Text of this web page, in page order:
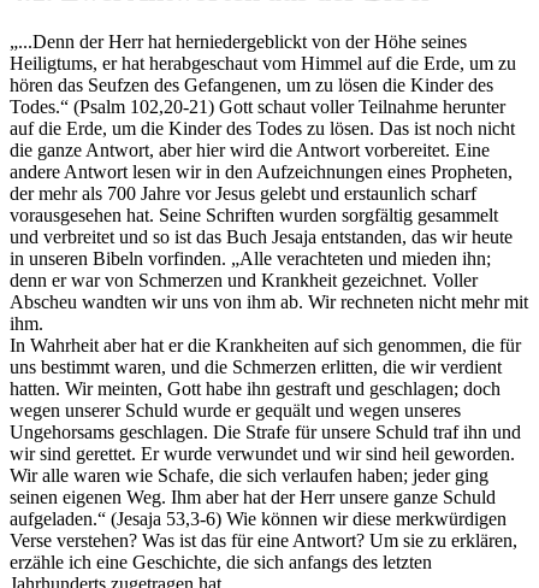
„...Denn der Herr hat herniedergeblickt von der Höhe seines
Heiligtums, er hat herabgeschaut vom Himmel auf die Erde, um zu
hören das Seufzen des Gefangenen, um zu lösen die Kinder des
Todes.“ (Psalm 102,20-21) Gott schaut voller Teilnahme herunter
auf die Erde, um die Kinder des Todes zu lösen. Das ist noch nicht
die ganze Antwort, aber hier wird die Antwort vorbereitet. Eine
andere Antwort lesen wir in den Aufzeichnungen eines Propheten,
der mehr als 700 Jahre vor Jesus gelebt und erstaunlich scharf
vorausgesehen hat. Seine Schriften wurden sorgfältig gesammelt
und verbreitet und so ist das Buch Jesaja entstanden, das wir heute
in unseren Bibeln vorfinden. „Alle verachteten und mieden ihn;
denn er war von Schmerzen und Krankheit gezeichnet. Voller
Abscheu wandten wir uns von ihm ab. Wir rechneten nicht mehr mit
ihm.
In Wahrheit aber hat er die Krankheiten auf sich genommen, die für
uns bestimmt waren, und die Schmerzen erlitten, die wir verdient
hatten. Wir meinten, Gott habe ihn gestraft und geschlagen; doch
wegen unserer Schuld wurde er gequält und wegen unseres
Ungehorsams geschlagen. Die Strafe für unsere Schuld traf ihn und
wir sind gerettet. Er wurde verwundet und wir sind heil geworden.
Wir alle waren wie Schafe, die sich verlaufen haben; jeder ging
seinen eigenen Weg. Ihm aber hat der Herr unsere ganze Schuld
aufgeladen.“ (Jesaja 53,3-6) Wie können wir diese merkwürdigen
Verse verstehen? Was ist das für eine Antwort? Um sie zu erklären,
erzähle ich eine Geschichte, die sich anfangs des letzten